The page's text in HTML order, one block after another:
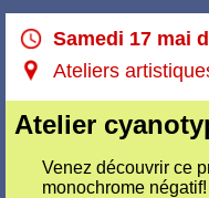
Samedi 17 mai
Ateliers
Atelier
Venez découvrir ce
monochrome négatif!